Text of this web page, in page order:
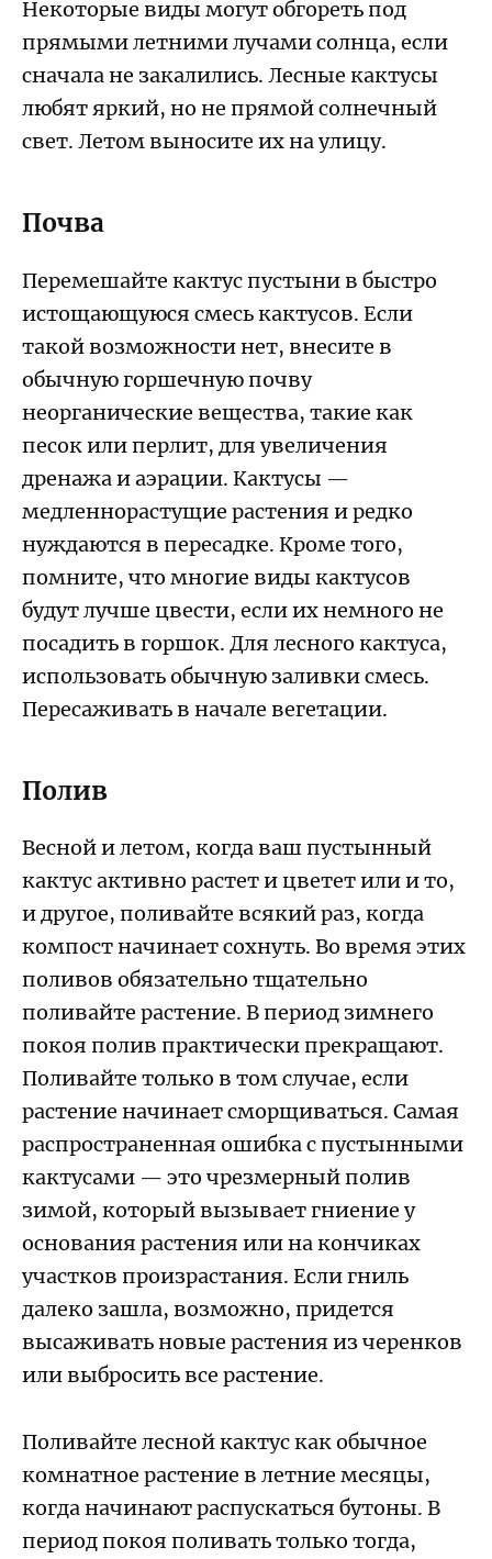
Некоторые виды могут обгореть под
прямыми летними лучами солнца, если
сначала не закалились. Лесные кактусы
любят яркий, но не прямой солнечный
свет. Летом выносите их на улицу.
Почва
Перемешайте кактус пустыни в быстро
истощающуюся смесь кактусов. Если
такой возможности нет, внесите в
обычную горшечную почву
неорганические вещества, такие как
песок или перлит, для увеличения
дренажа и аэрации. Кактусы —
медленнорастущие растения и редко
нуждаются в пересадке. Кроме того,
помните, что многие виды кактусов
будут лучше цвести, если их немного не
посадить в горшок. Для лесного кактуса,
использовать обычную заливки смесь.
Пересаживать в начале вегетации.
Полив
Весной и летом, когда ваш пустынный
кактус активно растет и цветет или и то,
и другое, поливайте всякий раз, когда
компост начинает сохнуть. Во время этих
поливов обязательно тщательно
поливайте растение. В период зимнего
покоя полив практически прекращают.
Поливайте только в том случае, если
растение начинает сморщиваться. Самая
распространенная ошибка с пустынными
кактусами — это чрезмерный полив
зимой, который вызывает гниение у
основания растения или на кончиках
участков произрастания. Если гниль
далеко зашла, возможно, придется
высаживать новые растения из черенков
или выбросить все растение.
Поливайте лесной кактус как обычное
комнатное растение в летние месяцы,
когда начинают распускаться бутоны. В
период покоя поливать только тогда,